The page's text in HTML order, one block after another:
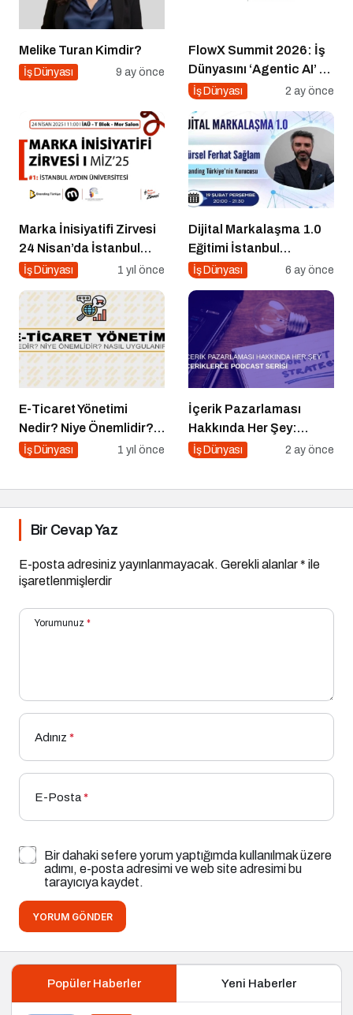
Melike Turan Kimdir?
İş Dünyası 9 ay önce
FlowX Summit 2026: İş
Dünyasını ‘Agentic AI’ ve
Otonom Yapay Zeka
İş Dünyası 2 ay önce
Marka İnisiyatifi Zirvesi
24 Nisan’da İstanbul
Aydın Üniversitesi’nde!
İş Dünyası 1 yıl önce
Dijital Markalaşma 1.0
Eğitimi İstanbul
Üniversitesi’nde
İş Dünyası 6 ay önce
E-Ticaret Yönetimi
Nedir? Niye Önemlidir?
E-Ticaret Yönetimi Nasıl
İş Dünyası 1 yıl önce
İçerik Pazarlaması
Hakkında Her Şey:
İçeriklerce Podcast
İş Dünyası 2 ay önce
Bir Cevap Yaz
E-posta adresiniz yayınlanmayacak. Gerekli alanlar* ile
işaretlenmişlerdir
Yorumunuz *
Adınız *
E-Posta*
Bir dahaki sefere yorum yaptığımda kullanılmak üzere
adımı, e-posta adresimi ve web site adresimi bu
tarayıcıya kaydet.
YORUM GÖNDER
Popüler Haberler Yeni Haberler